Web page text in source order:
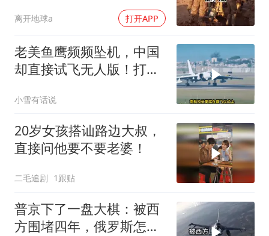
离开地球a 打开APP
老美鱼鹰频频坠机，中国
却直接试飞无人版！打着
小雪有话说
20岁女孩搭讪路边大叔，
直接问他要不要老婆！
二毛追剧 1跟贴
普京下了一盘大棋：被西
方围堵四年，俄罗斯怎么